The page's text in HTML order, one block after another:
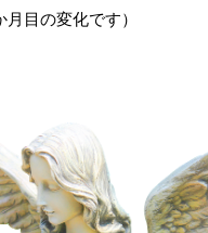
月目の変化です）